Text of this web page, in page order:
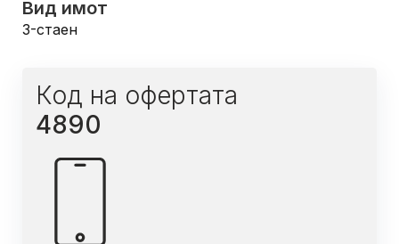
Вид имот
3-стаен
Код на офертата
4890